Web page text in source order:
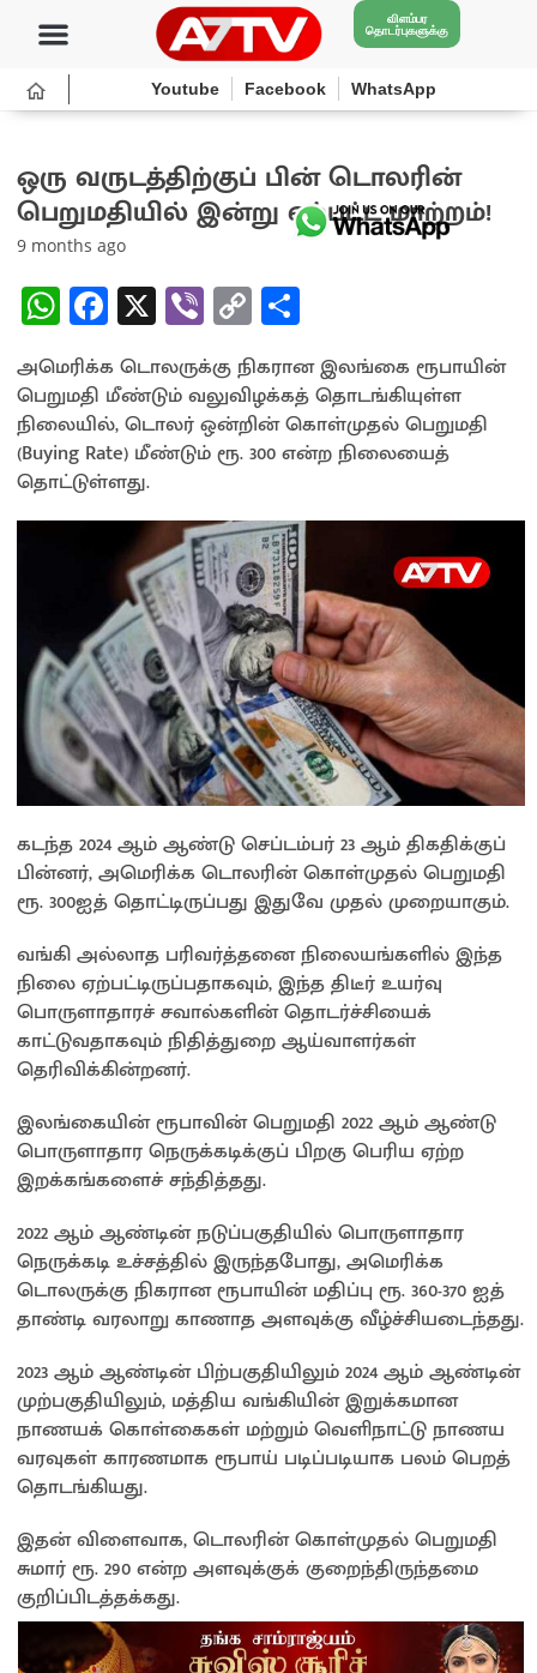
விளம்பர
தொடர்புகளுக்கு
Youtube Facebook WhatsApp
ஒரு வருடத்திற்குப் பின் டொலரின்
பெறுமதியில் இன்று ஏற்பட்ட மாற்றம்!
9 months ago
W
h
at
sA
p
p
Fa
ce
b
o
o
k
X Vi
b
er
C
o
py
Li
n
ar
e
அமெரிக்க டொலருக்கு நிகரான இலங்கை ரூபாயின்
பெறுமதி மீண்டும் வலுவிழக்கத் தொடங்கியுள்ள
நிலையில், டொலர் ஒன்றின் கொள்முதல் பெறுமதி
(Buying Rate) மீண்டும் ரூ. 300 என்ற நிலையைத்
தொட்டுள்ளது.
கடந்த 2024 ஆம் ஆண்டு செப்டம்பர் 23 ஆம் திகதிக்குப்
பின்னர், அமெரிக்க டொலரின் கொள்முதல் பெறுமதி
ரூ. 300ஐத் தொட்டிருப்பது இதுவே முதல் முறையாகும்.
வங்கி அல்லாத பரிவர்த்தனை நிலையங்களில் இந்த
நிலை ஏற்பட்டிருப்பதாகவும், இந்த திடீர் உயர்வு
பொருளாதாரச் சவால்களின் தொடர்ச்சியைக்
காட்டுவதாகவும் நிதித்துறை ஆய்வாளர்கள்
தெரிவிக்கின்றனர்.
இலங்கையின் ரூபாவின் பெறுமதி 2022 ஆம் ஆண்டு
பொருளாதார நெருக்கடிக்குப் பிறகு பெரிய ஏற்ற
இறக்கங்களைச் சந்தித்தது.
2022 ஆம் ஆண்டின் நடுப்பகுதியில் பொருளாதார
நெருக்கடி உச்சத்தில் இருந்தபோது, அமெரிக்க
டொலருக்கு நிகரான ரூபாயின் மதிப்பு ரூ. 360-370 ஐத்
தாண்டி வரலாறு காணாத அளவுக்கு வீழ்ச்சியடைந்தது.
2023 ஆம் ஆண்டின் பிற்பகுதியிலும் 2024 ஆம் ஆண்டின்
முற்பகுதியிலும், மத்திய வங்கியின் இறுக்கமான
நாணயக் கொள்கைகள் மற்றும் வெளிநாட்டு நாணய
வரவுகள் காரணமாக ரூபாய் படிப்படியாக பலம் பெறத்
தொடங்கியது.
இதன் விளைவாக, டொலரின் கொள்முதல் பெறுமதி
சுமார் ரூ. 290 என்ற அளவுக்குக் குறைந்திருந்தமை
குறிப்பிடத்தக்கது.